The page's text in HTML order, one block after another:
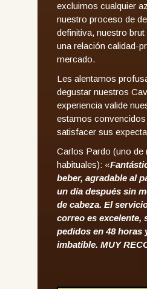
excluimos cualquier
nuestro proceso de
definitiva, nuestro
una relación calidad-
mercado.
Les alentamos
degustar nuestros
experiencia valide
estamos convencidos
satisfacer sus
Carlos Pardo (uno de
habituales): «
beber, agradable al
un día después sin
de cabeza. El
correo es excelente,
pedidos en 48 horas
imbatible. MUY